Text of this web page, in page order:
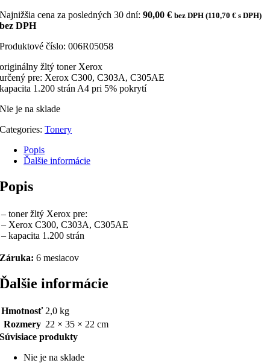
Najnižšia cena za posledných 30 dní:90,00€ bez DPH (110,70€ s DPH)
bez DPH
Produktové číslo:006R05058
originálny žltý toner Xerox
určený pre: Xerox C300, C303A, C305AE
kapacita 1.200 strán A4 pri 5% pokrytí
Nie je na sklade
Categories:Tonery
Popis
Ďalšie informácie
Popis
– toner žltý Xerox pre:
– Xerox C300, C303A, C305AE
– kapacita 1.200 strán
Záruka: 6 mesiacov
Ďalšie informácie
Hmotnosť 2,0 kg
Rozmery 22 × 35 × 22 cm
Súvisiace produkty
Nie je na sklade